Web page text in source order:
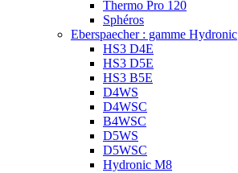
Thermo Pro 120
Sphéros
Eberspaecher : gamme Hydronic
HS3 D4E
HS3 D5E
HS3 B5E
D4WS
D4WSC
B4WSC
D5WS
D5WSC
Hydronic M8